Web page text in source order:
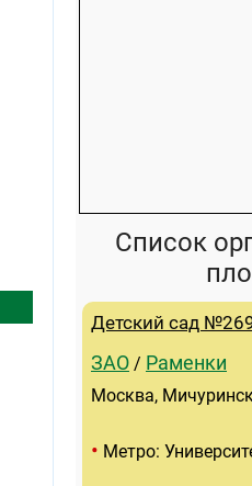
Список
Детский сад
ЗАО / Раменки
Москва,
• Метро: